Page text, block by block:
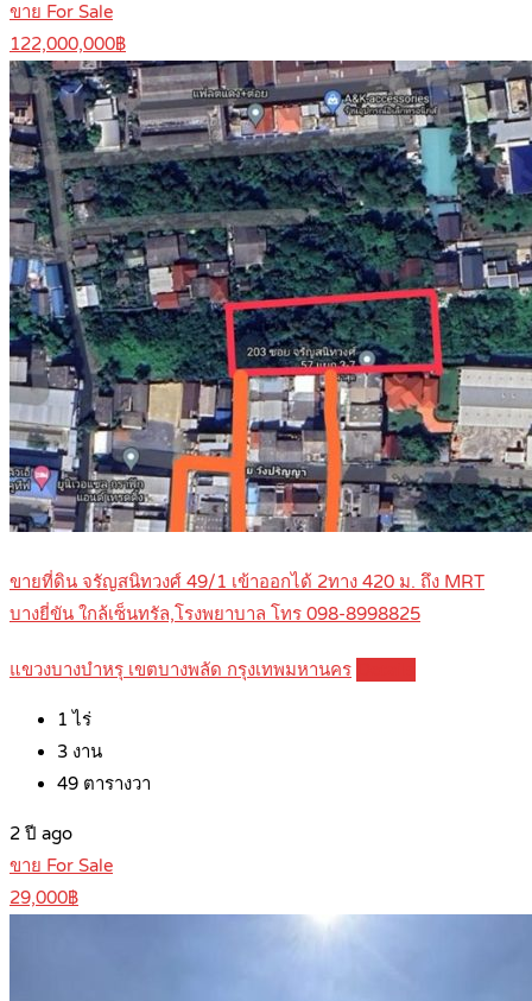
ขาย For Sale
122,000,000฿
ขายที่ดิน จรัญสนิทวงศ์ 49/1 เข้าออกได้ 2ทาง 420 ม. ถึง MRT
บางยี่ขัน ใกล้เซ็นทรัล,โรงพยาบาล โทร 098-8998825
แขวงบางบำหรุ เขตบางพลัด กรุงเทพมหานคร
1 ไร่
3 งาน
49 ตารางวา
2 ปี ago
ขาย For Sale
29,000฿